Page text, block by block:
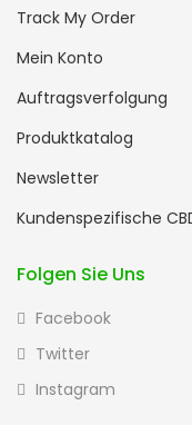
Track My Order
Mein Konto
Auftragsverfolgung
Produktkatalog
Newsletter
Kundenspezifische
Folgen Sie Uns
Facebook
Twitter
Instagram